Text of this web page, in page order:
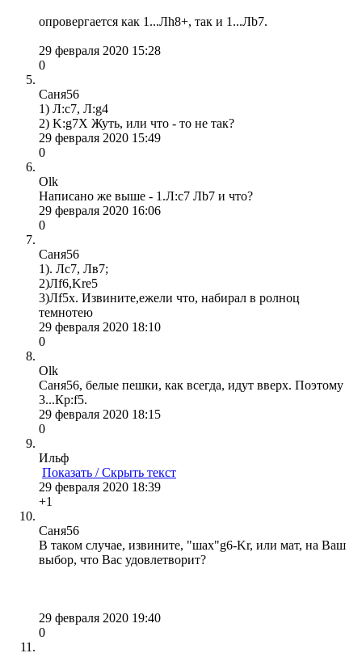
опровергается как 1...Лh8+, так и 1...Лb7.
29 февраля 2020 15:28
0
Саня56
1) Л:с7, Л:g4
2) K:g7X Жуть, или что - то не так?
29 февраля 2020 15:49
0
Olk
Написано же выше - 1.Л:с7 Лb7 и что?
29 февраля 2020 16:06
0
Саня56
1). Лс7, Лв7;
2)Лf6,Kre5
3)Лf5х. Извините,ежели что, набирал в ролноц
темнотею
29 февраля 2020 18:10
0
Olk
Саня56, белые пешки, как всегда, идут вверх. Поэтому
3...Кр:f5.
29 февраля 2020 18:15
0
Ильф
Показать / Скрыть текст
29 февраля 2020 18:39
+1
Саня56
В таком случае, извините, "шах"g6-Kr, или мат, на Ваш
выбор, что Вас удовлетворит?
29 февраля 2020 19:40
0